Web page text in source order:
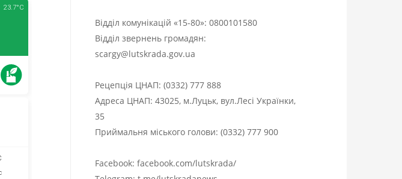
Відділ комунікацій «15-80»: 0800101580
Відділ звернень громадян:
scargy@lutskrada.gov.ua
Рецепція ЦНАП: (0332) 777 888
Адреса ЦНАП: 43025, м.Луцьк, вул.Лесі Українки,
35
Приймальня міського голови: (0332) 777 900
Facebook: facebook.com/lutskrada/